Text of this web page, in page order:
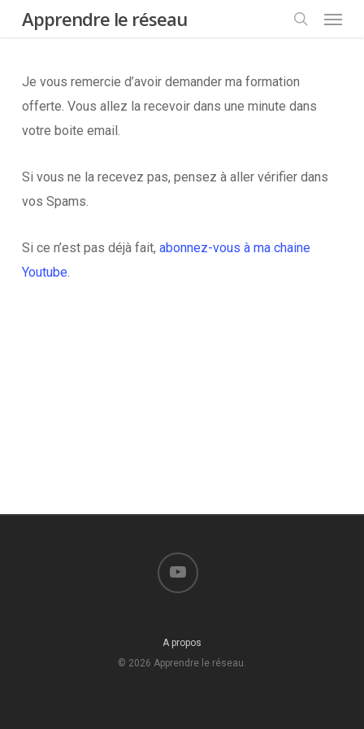
content
Apprendre le réseau
Je vous remercie d’avoir demander ma formation
offerte. Vous allez la recevoir dans une minute dans
votre boite email.
Si vous ne la recevez pas, pensez à aller vérifier dans
vos Spams.
Si ce n’est pas déjà fait, abonnez-vous à ma chaine
Youtube.
youtube
A propos
© 2026 Apprendre le réseau.